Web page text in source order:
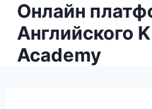
Онлайн
Английского
Academy